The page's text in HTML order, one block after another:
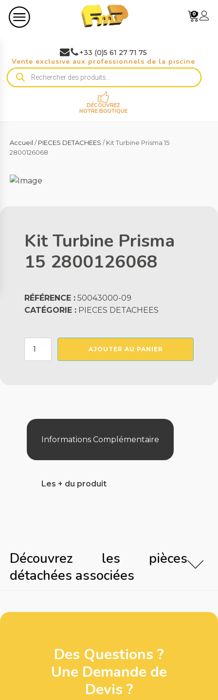
0
+33 (0)5 61 27 71 75
Vente exclusive aux professionnels de la piscine
Recherche
de
DÉCOUVREZ
NOTRE BOUTIQUE
Accueil /PIECES DETACHEES / Kit Turbine Prisma 15
2800126068
Kit Turbine Prisma
15 2800126068
RÉFÉRENCE : 50043000-09
CATÉGORIE : PIECES DETACHEES
quantité
AJOUTER AU PANIER
Informations Complémentaire
Les + du produit
Découvrez les pièces
détachées associées
Des Questions ?
Une Demande de
Devis ?